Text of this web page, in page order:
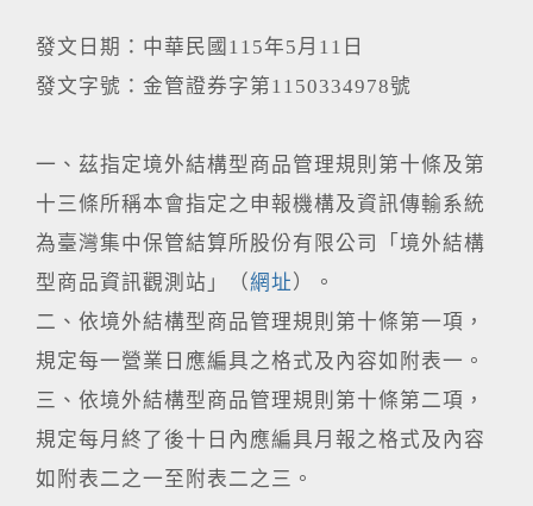
發文日期：中華民國115年5月11日
發文字號：金管證券字第1150334978號
一、茲指定境外結構型商品管理規則第十條及第
十三條所稱本會指定之申報機構及資訊傳輸系統
為臺灣集中保管結算所股份有限公司「境外結構
型商品資訊觀測站」（網址）。
二、依境外結構型商品管理規則第十條第一項，
規定每一營業日應編具之格式及內容如附表一。
三、依境外結構型商品管理規則第十條第二項，
規定每月終了後十日內應編具月報之格式及內容
如附表二之一至附表二之三。